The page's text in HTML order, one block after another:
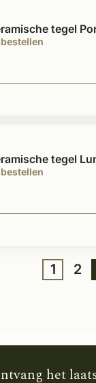
bestellen
tegel
bestellen
tegel
1 2
het